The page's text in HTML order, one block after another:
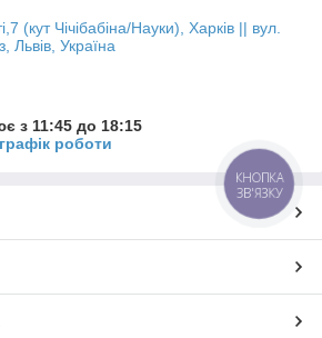
(кут Чічібабіна/Науки), Харків || вул.
Львів, Україна
з 11:45 до 18:15
роботи
КНОПКА
ЗВ'ЯЗКУ